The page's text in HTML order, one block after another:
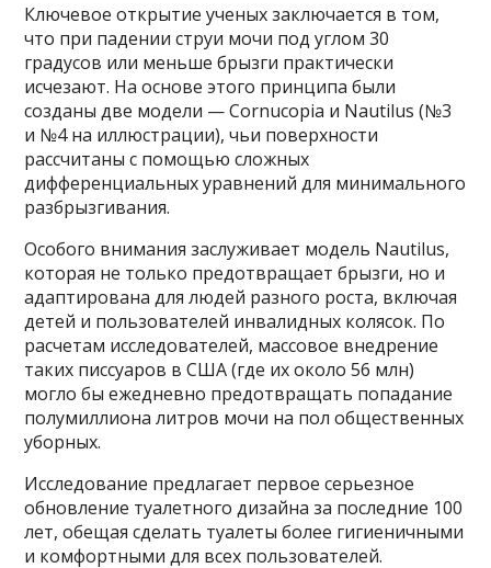
Ключевое открытие ученых заключается в том,
что при падении струи мочи под углом 30
градусов или меньше брызги практически
исчезают. На основе этого принципа были
созданы две модели — Cornucopia и Nautilus (№3
и №4 на иллюстрации), чьи поверхности
рассчитаны с помощью сложных
дифференциальных уравнений для минимального
разбрызгивания.
Особого внимания заслуживает модель Nautilus,
которая не только предотвращает брызги, но и
адаптирована для людей разного роста, включая
детей и пользователей инвалидных колясок. По
расчетам исследователей, массовое внедрение
таких писсуаров в США (где их около 56 млн)
могло бы ежедневно предотвращать попадание
полумиллиона литров мочи на пол общественных
уборных.
Исследование предлагает первое серьезное
обновление туалетного дизайна за последние 100
лет, обещая сделать туалеты более гигиеничными
и комфортными для всех пользователей.